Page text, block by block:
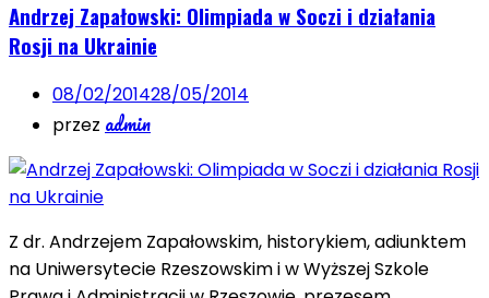
Andrzej Zapałowski: Olimpiada w Soczi i działania
Rosji na Ukrainie
08/02/201428/05/2014
przez admin
Z dr. Andrzejem Zapałowskim, historykiem, adiunktem
na Uniwersytecie Rzeszowskim i w Wyższej Szkole